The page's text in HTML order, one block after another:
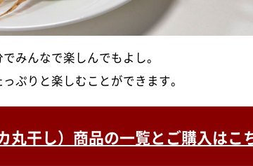
みんなで楽しんでもよし。
ぷりと楽しむことができます。
丸干し）商品の一覧とご購入はこ